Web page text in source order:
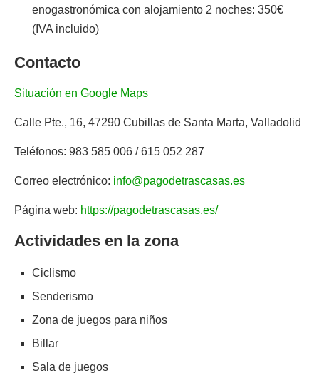
enogastronómica con alojamiento 2 noches: 350€
(IVA incluido)
Contacto
Situación en Google Maps
Calle Pte., 16, 47290 Cubillas de Santa Marta, Valladolid
Teléfonos: 983 585 006 / 615 052 287
Correo electrónico: info@pagodetrascasas.es
Página web: https://pagodetrascasas.es/
Actividades en la zona
Ciclismo
Senderismo
Zona de juegos para niños
Billar
Sala de juegos